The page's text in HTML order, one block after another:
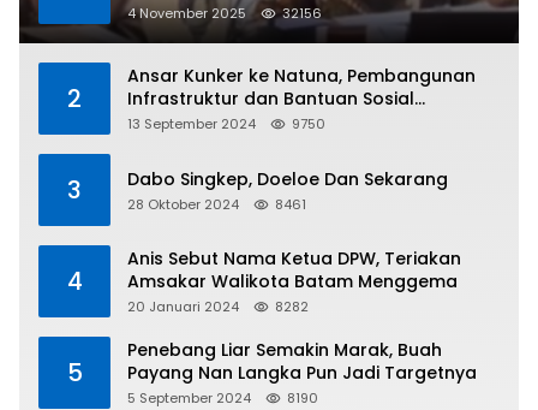
Kritikan
4 November 2025 32156
2
Ansar Kunker ke Natuna, Pembangunan
Infrastruktur dan Bantuan Sosial
Direalisasikan Hingga Pulau Tiga
13 September 2024 9750
3 Dabo Singkep, Doeloe Dan Sekarang
28 Oktober 2024 8461
4
Anis Sebut Nama Ketua DPW, Teriakan
Amsakar Walikota Batam Menggema
20 Januari 2024 8282
5
Penebang Liar Semakin Marak, Buah
Payang Nan Langka Pun Jadi Targetnya
5 September 2024 8190